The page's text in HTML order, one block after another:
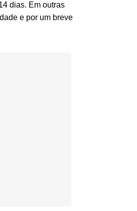
dias. Em outras
e por um breve